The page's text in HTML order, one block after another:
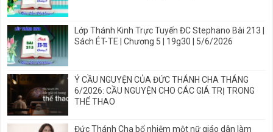
Lớp Thánh Kinh Trực Tuyến ĐC Stephano Bài 213 |
Sách ÉT-TE | Chương 5 | 19g30 | 5/6/2026
Ý CẦU NGUYỆN CỦA ĐỨC THÁNH CHA THÁNG
6/2026: CẦU NGUYỆN CHO CÁC GIÁ TRỊ TRONG
THỂ THAO
Đức Thánh Cha bổ nhiệm một nữ giáo dân làm